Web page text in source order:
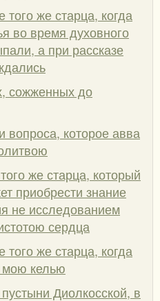
же старца, когда
во время духовного
а при рассказе
сожженных до
которое авва
же старца, который
приобрести знание
не исследованием
сердца
же старца, когда
келью
Диолкосской, в